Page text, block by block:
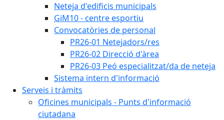
Neteja d'edificis municipals
GiM10 - centre esportiu
Convocatòries de personal
PR26-01 Netejadors/res
PR26-02 Direcció d'àrea
PR26-03 Peó especialitzat/da de neteja
Sistema intern d'informació
Serveis i tràmits
Oficines municipals - Punts d'informació
ciutadana